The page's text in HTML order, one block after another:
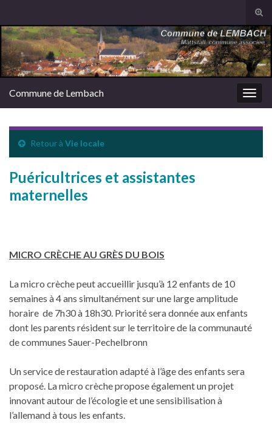
Search for:
Commune de Lembach
Retour à Vie locale
Puéricultrices et assistantes
maternelles
MICRO CRÈCHE AU GRÈS DU BOIS
La micro crèche peut accueillir jusqu’à 12 enfants de 10
semaines à 4 ans simultanément sur une large amplitude
horaire de 7h30 à 18h30. Priorité sera donnée aux enfants
dont les parents résident sur le territoire de la communauté
de communes Sauer-Pechelbronn
Un service de restauration adapté à l’âge des enfants sera
proposé. La micro crèche propose également un projet
innovant autour de l’écologie et une sensibilisation à
l’allemand à tous les enfants.